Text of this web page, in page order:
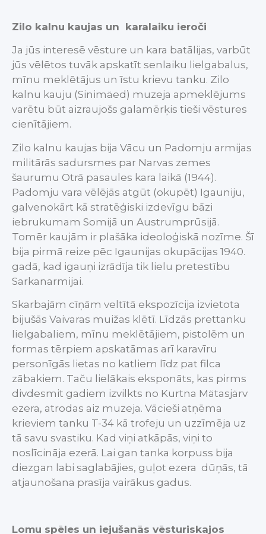
Zilo kalnu kaujas un karalaiku ieroči
Ja jūs interesē vēsture un kara batālijas, varbūt
jūs vēlētos tuvāk apskatīt senlaiku lielgabalus,
mīnu meklētājus un īstu krievu tanku. Zilo
kalnu kauju (Sinimäed) muzeja apmeklējums
varētu būt aizraujošs galamērķis tieši vēstures
cienītājiem.
Zilo kalnu kaujas bija Vācu un Padomju armijas
militārās sadursmes par Narvas zemes
šaurumu Otrā pasaules kara laikā (1944).
Padomju vara vēlējās atgūt (okupēt) Igauniju,
galvenokārt kā stratēģiski izdevīgu bāzi
iebrukumam Somijā un Austrumprūsijā.
Tomēr kaujām ir plašāka ideoloģiskā nozīme. Šī
bija pirmā reize pēc Igaunijas okupācijas 1940.
gadā, kad igauņi izrādīja tik lielu pretestību
Sarkanarmijai.
Skarbajām cīņām veltītā ekspozīcija izvietota
bijušās Vaivaras muižas klētī. Līdzās prettanku
lielgabaliem, mīnu meklētājiem, pistolēm un
formas tērpiem apskatāmas arī karavīru
personīgās lietas no katliem līdz pat filca
zābakiem. Taču lielākais eksponāts, kas pirms
divdesmit gadiem izvilkts no Kurtna Mätasjärv
ezera, atrodas aiz muzeja. Vācieši atņēma
krieviem tanku T-34 kā trofeju un uzzīmēja uz
tā savu svastiku. Kad viņi atkāpās, viņi to
noslīcināja ezerā. Lai gan tanka korpuss bija
diezgan labi saglabājies, guļot ezera dūņās, tā
atjaunošana prasīja vairākus gadus.
Lomu spēles un iejušanās vēsturiskajos